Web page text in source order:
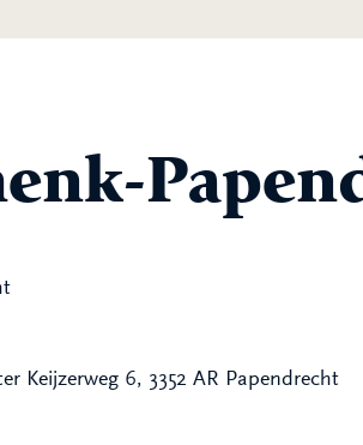
Keijzerweg 6, 3352 AR Papendrecht